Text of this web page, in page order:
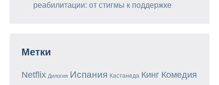
реабилитации: от стигмы к поддержке
Метки
Netflix Дилогия Испания Кастанеда Кинг Комедия